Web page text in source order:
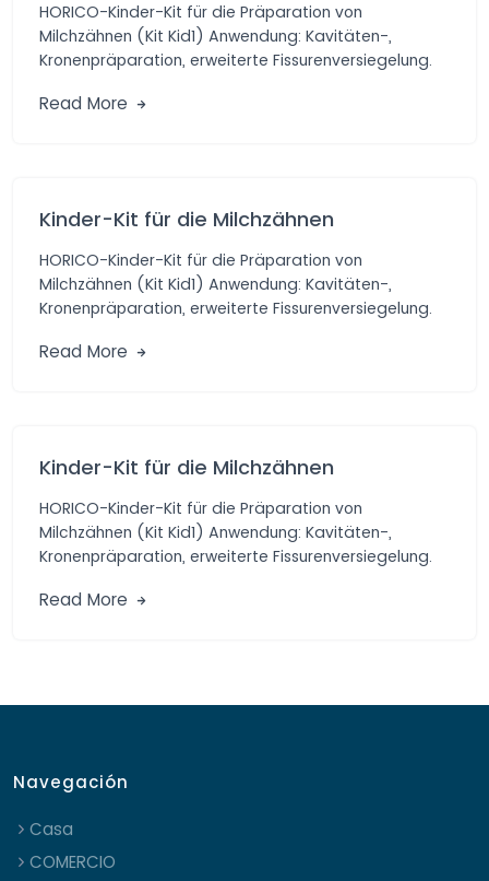
HORICO-Kinder-Kit für die Präparation von
Milchzähnen (Kit Kid1) Anwendung: Kavitäten-,
Kronenpräparation, erweiterte Fissurenversiegelung.
Hartmetall-schleifern […]
Read More
Kinder-Kit für die Milchzähnen
HORICO-Kinder-Kit für die Präparation von
Milchzähnen (Kit Kid1) Anwendung: Kavitäten-,
Kronenpräparation, erweiterte Fissurenversiegelung.
Hartmetall-schleifern […]
Read More
Kinder-Kit für die Milchzähnen
HORICO-Kinder-Kit für die Präparation von
Milchzähnen (Kit Kid1) Anwendung: Kavitäten-,
Kronenpräparation, erweiterte Fissurenversiegelung.
Hartmetall-schleifern […]
Read More
Navegación
Casa
COMERCIO